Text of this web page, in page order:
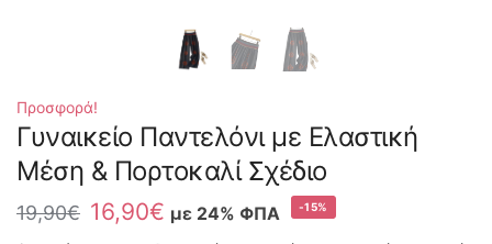
Προσφορά!
Γυναικείο Παντελόνι με Ελαστική
Μέση & Πορτοκαλί Σχέδιο
19,90€ 16,90€ με 24% ΦΠΑ -15%